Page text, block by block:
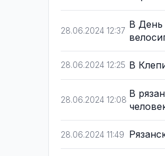
28.06.2024 12:37
В День
28.06.2024 12:25 В
28.06.2024 12:08
В
28.06.2024 11:49